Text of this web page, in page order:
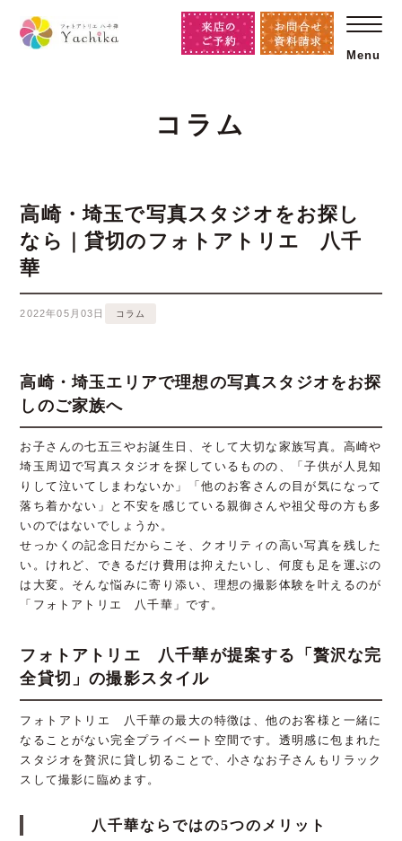
Menu
コラム
高崎・埼玉で写真スタジオをお探し
なら｜貸切のフォトアトリエ 八千
華
2022年05月03日 コラム
高崎・埼玉エリアで理想の写真スタジオをお探
しのご家族へ
お子さんの七五三やお誕生日、そして大切な家族写真。高崎や
埼玉周辺で写真スタジオを探しているものの、「子供が人見知
りして泣いてしまわないか」「他のお客さんの目が気になって
落ち着かない」と不安を感じている親御さんや祖父母の方も多
いのではないでしょうか。
せっかくの記念日だからこそ、クオリティの高い写真を残した
い。けれど、できるだけ費用は抑えたいし、何度も足を運ぶの
は大変。そんな悩みに寄り添い、理想の撮影体験を叶えるのが
「フォトアトリエ 八千華」です。
フォトアトリエ 八千華が提案する「贅沢な完
全貸切」の撮影スタイル
フォトアトリエ 八千華の最大の特徴は、他のお客様と一緒に
なることがない完全プライベート空間です。透明感に包まれた
スタジオを贅沢に貸し切ることで、小さなお子さんもリラック
スして撮影に臨めます。
八千華ならではの5つのメリット